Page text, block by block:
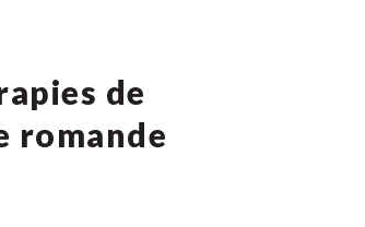
de
romande